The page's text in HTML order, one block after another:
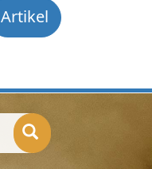
Artikel